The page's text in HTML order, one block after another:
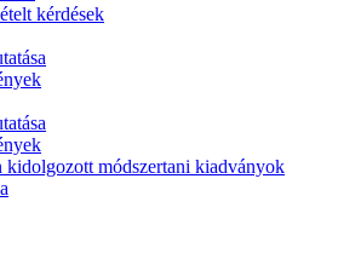
kérdések
kidolgozott módszertani kiadványok